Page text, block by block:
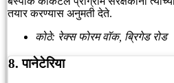
तयार करण्यास अनुमती देते.
कोठे: रेक्स फोरम वॉक, ब्रिगेड रोड
8. पानेटेरिया